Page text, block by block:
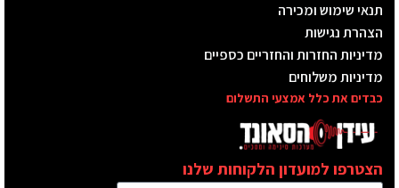
תנאי שימוש ומכירה
הצהרת נגישות
מדיניות החזרות והחזריים כספיים
מדיניות משלוחים
כבדים את כלל אמצעי התשלום
הצטרפו למועדון הלקוחות שלנו